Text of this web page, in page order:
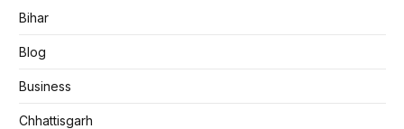
Bihar
Blog
Business
Chhattisgarh